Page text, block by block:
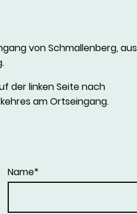
von Schmallenberg, aus
der linken Seite nach
am Ortseingang.
Name*